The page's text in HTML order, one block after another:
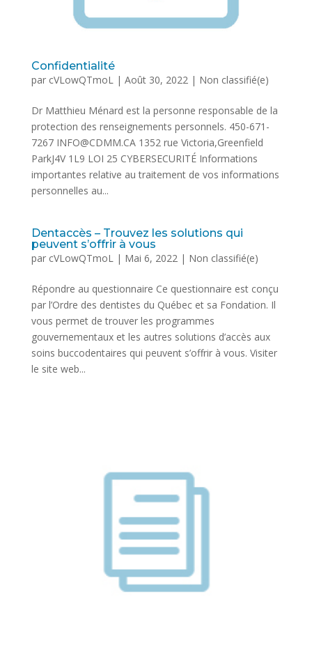
Confidentialité
par cVLowQTmoL| Août 30, 2022| Non classifié(e)
Dr Matthieu Ménard est la personne responsable de la
protection des renseignements personnels. 450-671-
7267 INFO@CDMM.CA 1352 rue Victoria,Greenfield
ParkJ4V 1L9 LOI 25 CYBERSECURITÉ Informations
importantes relative au traitement de vos informations
personnelles au...
Dentaccès – Trouvez les solutions qui
peuvent s’offrir à vous
par cVLowQTmoL| Mai 6, 2022| Non classifié(e)
Répondre au questionnaire Ce questionnaire est conçu
par l’Ordre des dentistes du Québec et sa Fondation. Il
vous permet de trouver les programmes
gouvernementaux et les autres solutions d’accès aux
soins buccodentaires qui peuvent s’offrir à vous. Visiter
le site web...